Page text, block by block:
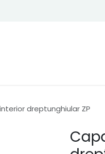
dreptunghiular ZP